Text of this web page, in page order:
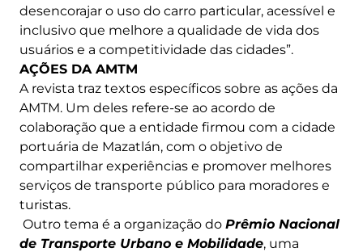
desencorajar o uso do carro particular, acessível e
inclusivo que melhore a qualidade de vida dos
usuários e a competitividade das cidades”.
AÇÕES DA AMTM
A revista traz textos específicos sobre as ações da
AMTM. Um deles refere-se ao acordo de
colaboração que a entidade firmou com a cidade
portuária de Mazatlán, com o objetivo de
compartilhar experiências e promover melhores
serviços de transporte público para moradores e
turistas.
Outro tema é a organização do Prêmio Nacional
de Transporte Urbano e Mobilidade, uma